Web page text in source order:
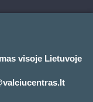
visoje Lietuvoje